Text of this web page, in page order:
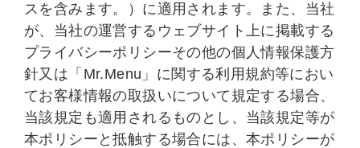
スを含みます。）に適用されます。また、当社
が、当社の運営するウェブサイト上に掲載する
プライバシーポリシーその他の個人情報保護方
針又は「Mr.Menu」に関する利用規約等におい
てお客様情報の取扱いについて規定する場合、
当該規定も適用されるものとし、当該規定等が
本ポリシーと抵触する場合には、本ポリシーが